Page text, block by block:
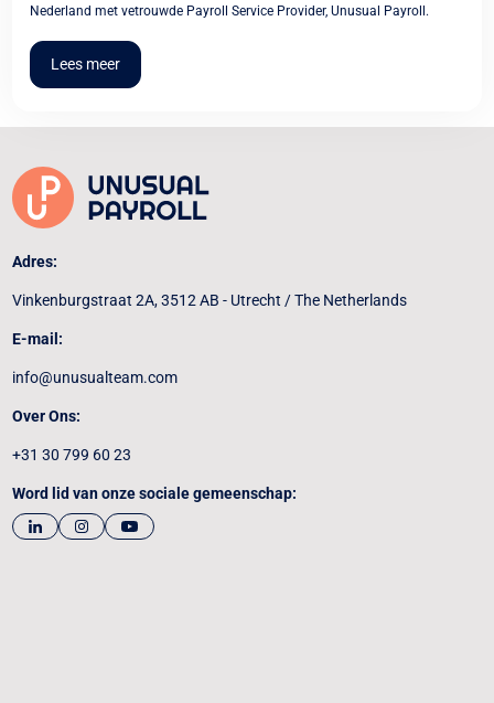
Nederland met vetrouwde Payroll Service Provider, Unusual Payroll.
Lees meer
Adres:
Vinkenburgstraat 2A, 3512 AB - Utrecht / The Netherlands
E-mail:
info@unusualteam.com
Over Ons:
+31 30 799 60 23
Word lid van onze sociale gemeenschap: